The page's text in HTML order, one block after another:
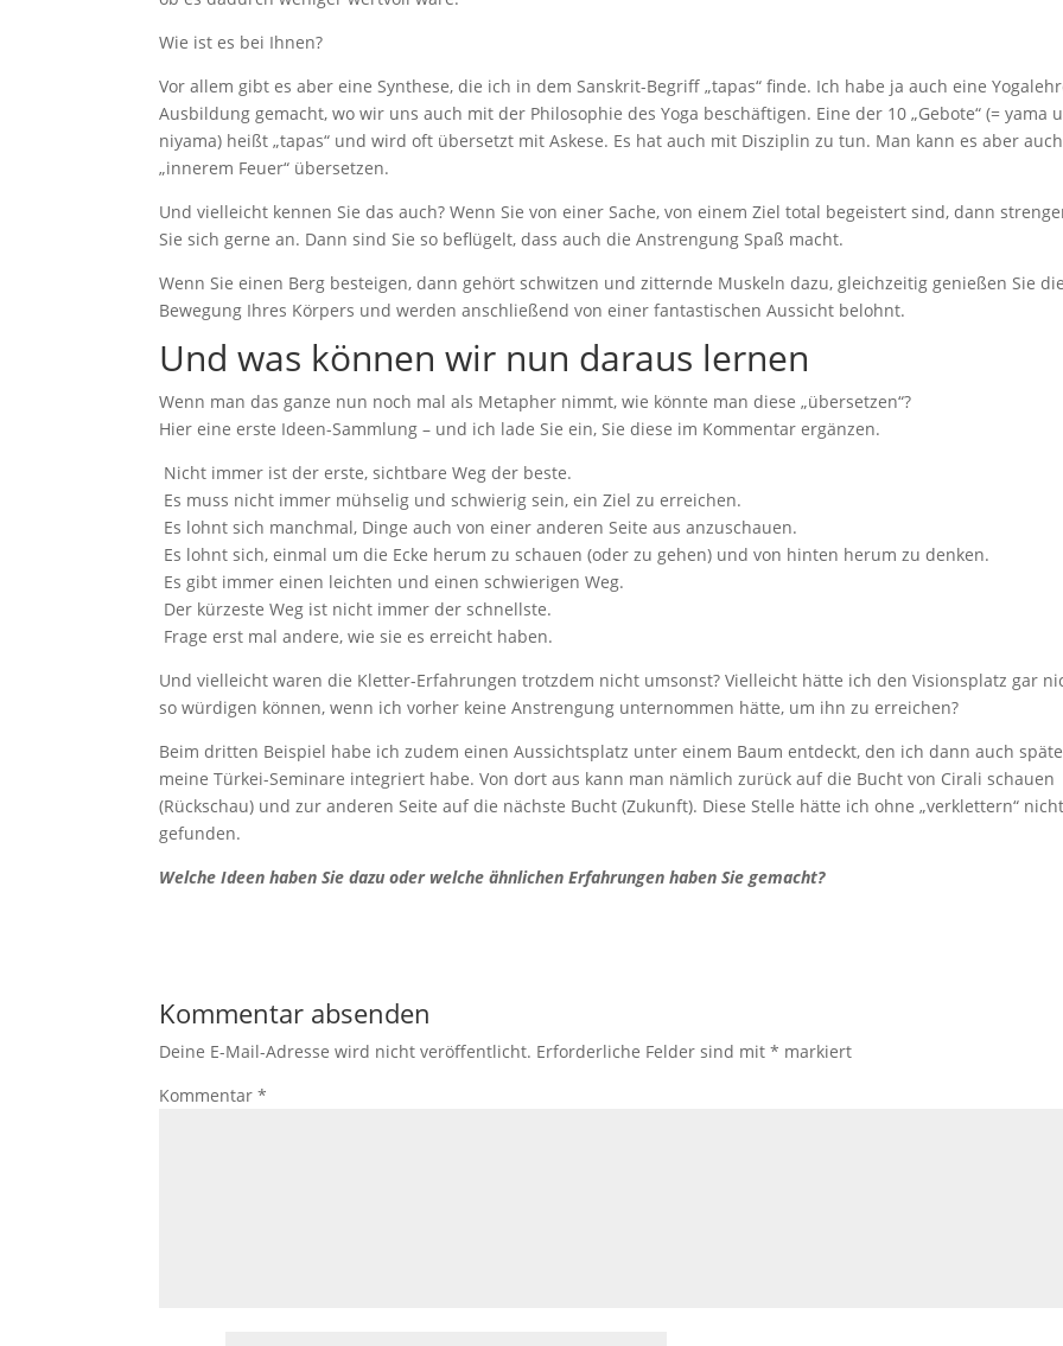
Wie ist es bei Ihnen?
Vor allem gibt es aber eine Synthese, die ich in dem Sanskrit-Begriff „tapas“ finde. Ich habe ja auch eine
Ausbildung gemacht, wo wir uns auch mit der Philosophie des Yoga beschäftigen. Eine der 10 „Gebote“ (= yama
niyama) heißt „tapas“ und wird oft übersetzt mit Askese. Es hat auch mit Disziplin zu tun. Man kann es aber
„innerem Feuer“ übersetzen.
Und vielleicht kennen Sie das auch? Wenn Sie von einer Sache, von einem Ziel total begeistert sind, dann
Sie sich gerne an. Dann sind Sie so beflügelt, dass auch die Anstrengung Spaß macht.
Wenn Sie einen Berg besteigen, dann gehört schwitzen und zitternde Muskeln dazu, gleichzeitig genießen Sie die
Bewegung Ihres Körpers und werden anschließend von einer fantastischen Aussicht belohnt.
Und was können wir nun daraus lernen
Wenn man das ganze nun noch mal als Metapher nimmt, wie könnte man diese „übersetzen“?
Hier eine erste Ideen-Sammlung – und ich lade Sie ein, Sie diese im Kommentar ergänzen.
Nicht immer ist der erste, sichtbare Weg der beste.
Es muss nicht immer mühselig und schwierig sein, ein Ziel zu erreichen.
Es lohnt sich manchmal, Dinge auch von einer anderen Seite aus anzuschauen.
Es lohnt sich, einmal um die Ecke herum zu schauen (oder zu gehen) und von hinten herum zu denken.
Es gibt immer einen leichten und einen schwierigen Weg.
Der kürzeste Weg ist nicht immer der schnellste.
Frage erst mal andere, wie sie es erreicht haben.
Und vielleicht waren die Kletter-Erfahrungen trotzdem nicht umsonst? Vielleicht hätte ich den Visionsplatz gar
so würdigen können, wenn ich vorher keine Anstrengung unternommen hätte, um ihn zu erreichen?
Beim dritten Beispiel habe ich zudem einen Aussichtsplatz unter einem Baum entdeckt, den ich dann auch
meine Türkei-Seminare integriert habe. Von dort aus kann man nämlich zurück auf die Bucht von Cirali schauen
(Rückschau) und zur anderen Seite auf die nächste Bucht (Zukunft). Diese Stelle hätte ich ohne „verklettern“ nicht
gefunden.
Welche Ideen haben Sie dazu oder welche ähnlichen Erfahrungen haben Sie gemacht?
Kommentar absenden
Deine E-Mail-Adresse wird nicht veröffentlicht. Erforderliche Felder sind mit* markiert
Kommentar*